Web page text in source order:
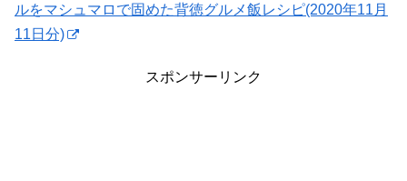
ルをマシュマロで固めた背徳グルメ飯レシピ(2020年11月
11日分)
スポンサーリンク